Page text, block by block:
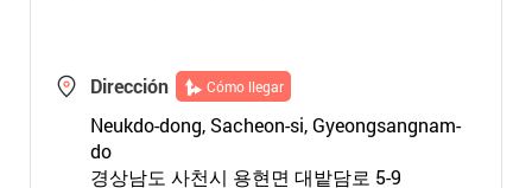
Dirección Cómo llegar
Neukdo-dong, Sacheon-si, Gyeongsangnam-
do
경상남도 사천시 용현면 대밭담로 5-9